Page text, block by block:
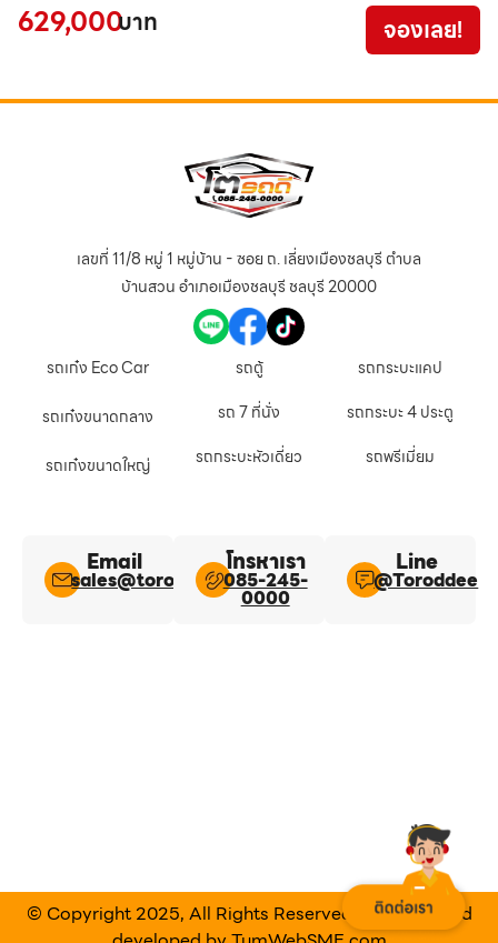
629,000บาท จองเลย!
เลขที่ 11/8 หมู่ 1 หมู่บ้าน - ซอย ถ. เลี่ยงเมืองชลบุรี ตำบล
บ้านสวน อำเภอเมืองชลบุรี ชลบุรี 20000
รถเก๋ง Eco Car
รถเก๋งขนาดกลาง
รถเก๋งขนาดใหญ่
รถตู้
รถ 7 ที่นั่ง
รถกระบะหัวเดี่ยว
รถกระบะแคป
รถกระบะ 4 ประตู
รถพรีเมี่ยม
Email
sales@toroddee.com
โทรหาเรา
085-245-
0000
Line​
@Toroddee​
© Copyright 2025, All Rights Reserved Designed and